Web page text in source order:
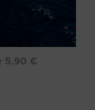
5,90 €